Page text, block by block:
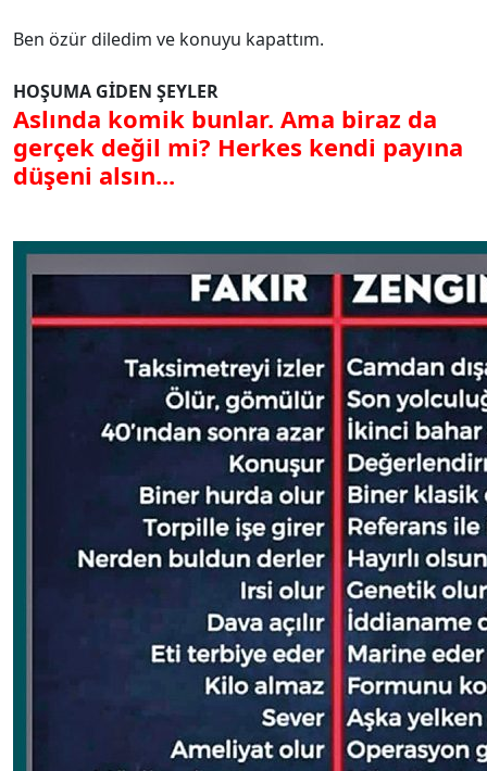
Ben özür diledim ve konuyu kapattım.
HOŞUMA GİDEN ŞEYLER
Aslında komik bunlar. Ama biraz da
gerçek değil mi? Herkes kendi payına
düşeni alsın...